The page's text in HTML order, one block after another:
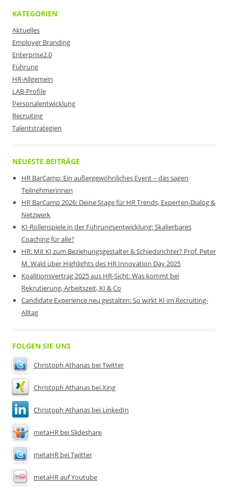
KATEGORIEN
Aktuelles
Employer Branding
Enterprise2.0
Führung
HR-Allgemein
LAB-Profile
Personalentwicklung
Recruiting
Talentstrategien
NEUESTE BEITRÄGE
HR BarCamp: Ein außergewöhnliches Event – das sagen
Teilnehmerinnen
HR BarCamp 2026: Deine Stage für HR Trends, Experten-Dialog &
Netzwerk
KI-Rollenspiele in der Führungsentwicklung: Skalierbares
Coaching für alle?
HR: Mit KI zum Beziehungsgestalter & Schiedsrichter? Prof. Peter
M. Wald über Highlights des HR Innovation Day 2025
Koalitionsvertrag 2025 aus HR-Sicht: Was kommt bei
Rekrutierung, Arbeitszeit, KI & Co
Candidate Experience neu gestalten: So wirkt KI im Recruiting-
Alltag
FOLGEN SIE UNS
Christoph Athanas bei Twitter
Christoph Athanas bei Xing
Christoph Athanas bei LinkedIn
metaHR bei Slideshare
metaHR bei Twitter
metaHR auf Youtube